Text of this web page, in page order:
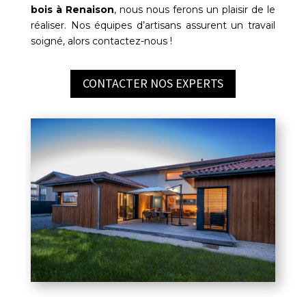
bois à Renaison, nous nous ferons un plaisir de le
réaliser. Nos équipes d’artisans assurent un travail
soigné, alors contactez-nous !
CONTACTER NOS EXPERTS